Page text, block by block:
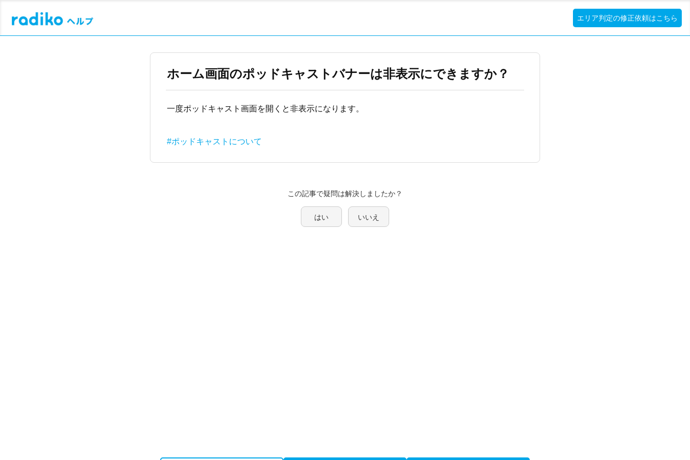
エリア判定の修正依頼はこちら
ホーム画面のポッドキャストバナーは非表示にできますか？
一度ポッドキャスト画面を開くと非表示になります。
#ポッドキャストについて
この記事で疑問は解決しましたか？
はい いいえ